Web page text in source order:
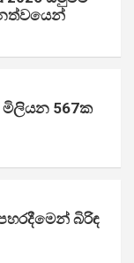
මිලියන 567ක
බිරිඳ